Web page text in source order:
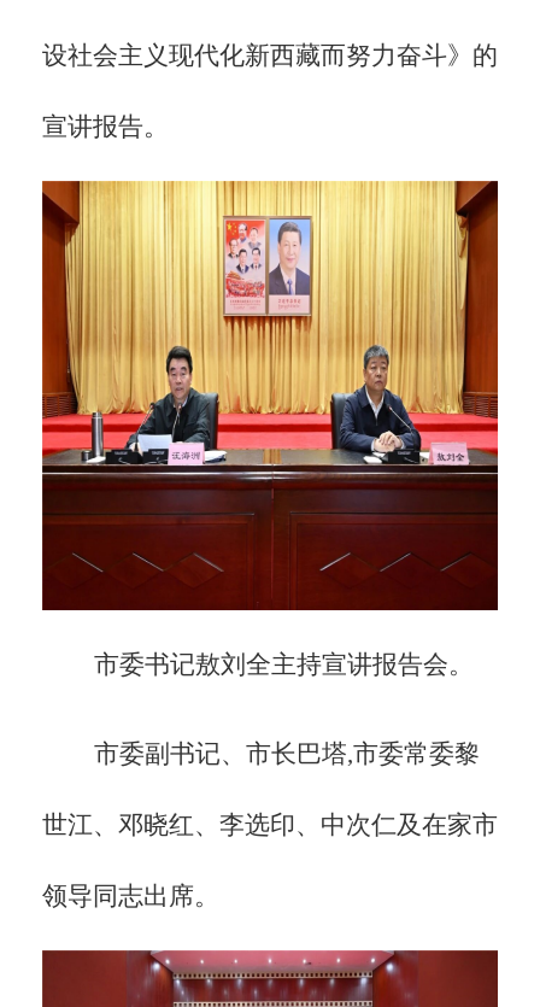
设社会主义现代化新西藏而努力奋斗》的
宣讲报告。
市委书记敖刘全主持宣讲报告会。
市委副书记、市长巴塔,市委常委黎
世江、邓晓红、李选印、中次仁及在家市
领导同志出席。